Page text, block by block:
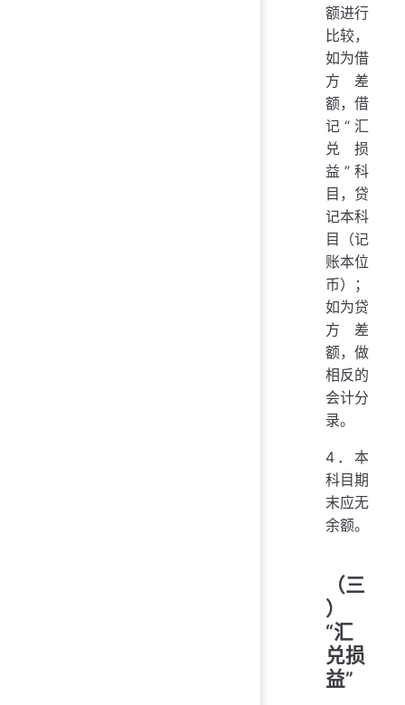
额进行
比较，
如为借
方差
额，借
记“汇
兑损
益”科
目，贷
记本科
目（记
账本位
币）；
如为贷
方差
额，做
相反的
会计分
录。
4．本
科目期
末应无
余额。
（三
）
“汇
兑损
益”